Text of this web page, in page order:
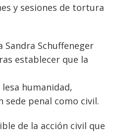
y sesiones de tortura
Sandra Schuffeneger
establecer que la
humanidad,
penal como civil.
de la acción civil que